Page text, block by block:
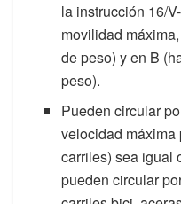
la instrucción 16/
movilidad
de peso) y en B
peso).
Pueden circular
velocidad máxima
carriles) sea igual
pueden circular